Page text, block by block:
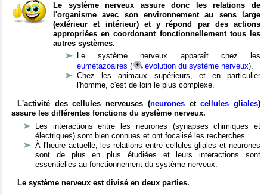
Le système nerveux assure donc les relations de
l'organisme avec son environnement au sens large
(extérieur et intérieur) et y répond par des actions
appropriées en coordonant fonctionnellement tous les
autres systèmes.
Le système nerveux apparaît chez les
eumétazoaires ( évolution du système nerveux).
Chez les animaux supérieurs, et en particulier
l'homme, c'est de loin le plus complexe.
L'activité des cellules nerveuses (neuronesetcellules gliales)
assure les différentes fonctions du système nerveux.
Les interactions entre les neurones (synapses chimiques et
électriques) sont bien connues et ont focalisé les recherches.
À l'heure actuelle, les relations entre cellules gliales et neurones
sont de plus en plus étudiées et leurs interactions sont
essentielles au fonctionnement du système nerveux.
Le système nerveux est divisé en deux parties.